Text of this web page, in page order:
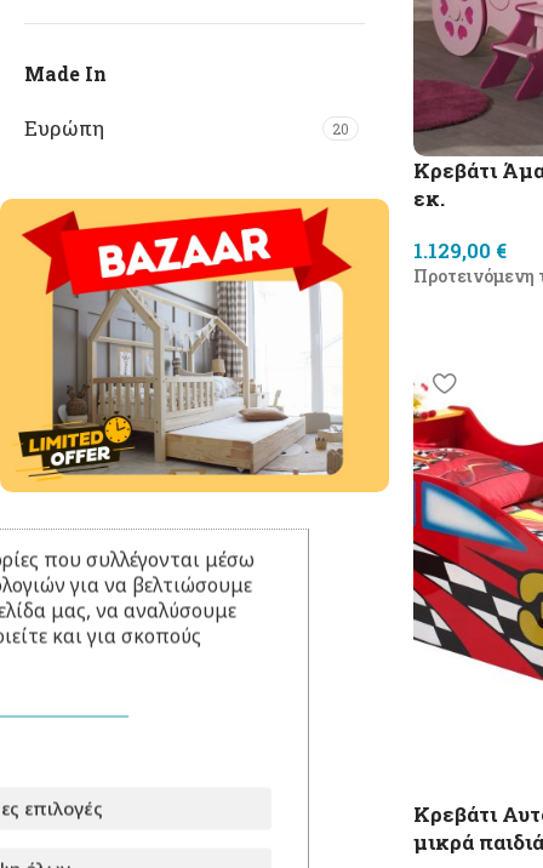
Made In
Ευρώπη 20
Κρεβάτι
εκ.
1.129,00 €
Προτεινόμενη
Κρεβάτι
μικρά
που συλλέγονται μέσω
για να βελτιώσουμε
μας, να αναλύσουμε
και για σκοπούς
επιλογές